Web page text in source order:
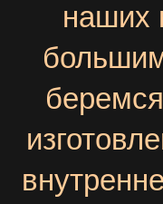
наших